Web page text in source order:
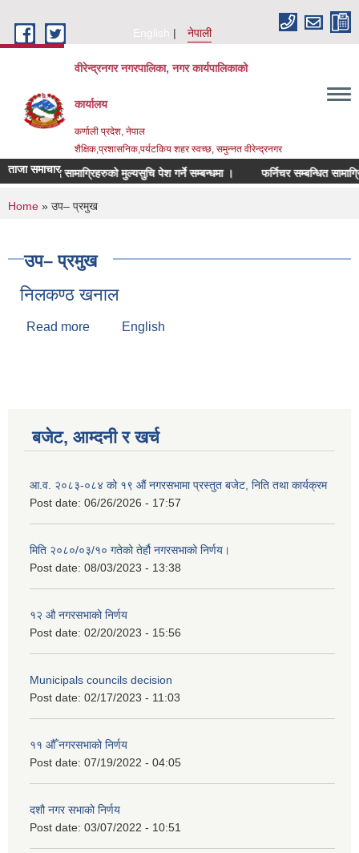
English
नेपाली
वीरेन्द्रनगर नगरपालिका, नगर कार्यपालिकाको
कार्यालय
कर्णाली प्रदेश, नेपाल
शैक्षिक,प्रशासनिक,पर्यटकिय शहर स्वच्छ, समुन्नत वीरेन्द्रनगर
ताजा समाचारमसलन्सद सामाग्रिहरुको मुल्यसुचि पेश गर्ने सम्बन्धमा । फर्निचर सम्बन्धित
You are here
Home » उप– प्रमुख
उप– प्रमुख
निलकण्ठ खनाल
Read more about निलकण्ठ खनाल
English
बजेट, आम्दनी र खर्च
आ.व. २०८३-०८४ को १९ औं नगरसभामा प्रस्तुत बजेट, निति तथा कार्यक्रम
Post date: 06/26/2026 - 17:57
मिति २०८०/०३/१० गतेको तेर्हौ नगरसभाको निर्णय।
Post date: 08/03/2023 - 13:38
१२ औ नगरसभाको निर्णय
Post date: 02/20/2023 - 15:56
Municipals councils decision
Post date: 02/17/2023 - 11:03
११ ‌औँ नगरसभाको निर्णय
Post date: 07/19/2022 - 04:05
दशौ नगर सभाको निर्णय
Post date: 03/07/2022 - 10:51